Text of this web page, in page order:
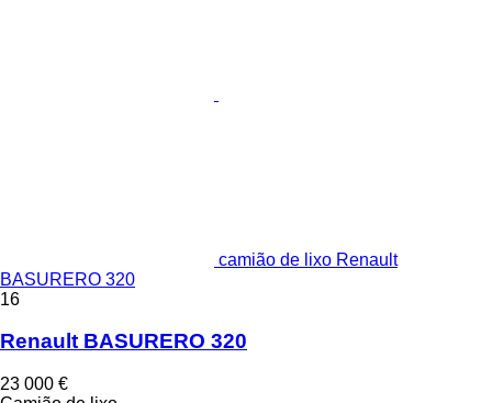
camião de lixo Renault
BASURERO 320
16
Renault BASURERO 320
23 000 €